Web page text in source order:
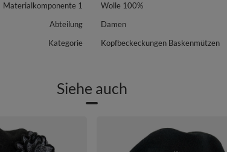
Materialkomponente 1
Wolle 100%
Abteilung
Damen
Kategorie
Kopfbeckeckungen Baskenmützen
Siehe auch